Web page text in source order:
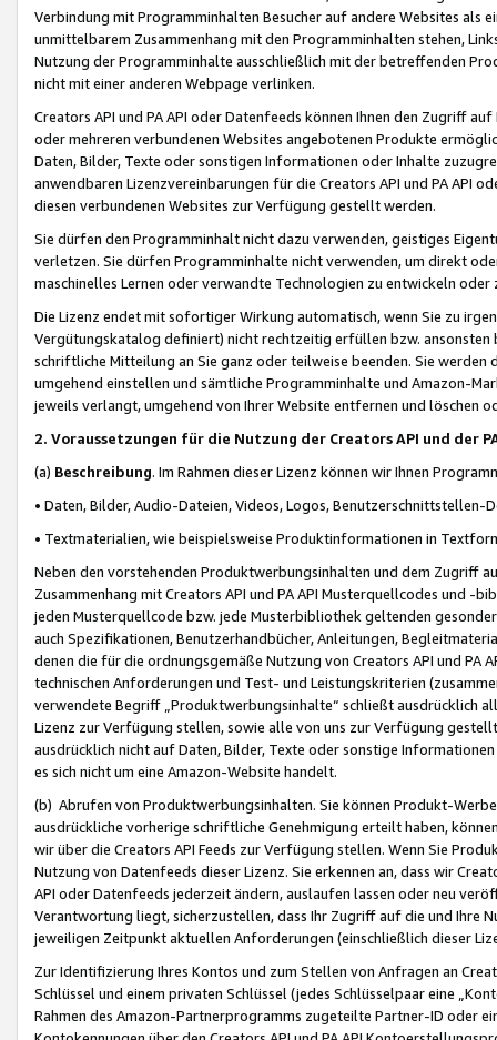
Verbindung mit Programminhalten Besucher auf andere Websites als
unmittelbarem Zusammenhang mit den Programminhalten stehen,
Nutzung der Programminhalte ausschließlich mit der betreffenden
nicht mit einer anderen Webpage verlinken.
Creators API und PA API oder Datenfeeds können Ihnen den Zugriff
oder mehreren verbundenen Websites angebotenen Produkte
Daten, Bilder, Texte oder sonstigen Informationen oder Inhalte
anwendbaren Lizenzvereinbarungen für die Creators API und PA API
diesen verbundenen Websites zur Verfügung gestellt werden.
Sie dürfen den Programminhalt nicht dazu verwenden, geistiges
verletzen. Sie dürfen Programminhalte nicht verwenden, um direkt
maschinelles Lernen oder verwandte Technologien zu entwickeln
Die Lizenz endet mit sofortiger Wirkung automatisch, wenn Sie zu
Vergütungskatalog definiert) nicht rechtzeitig erfüllen bzw. ansonsten
schriftliche Mitteilung an Sie ganz oder teilweise beenden. Sie werden
umgehend einstellen und sämtliche Programminhalte und Amazon-
jeweils verlangt, umgehend von Ihrer Website entfernen und löschen
2. Voraussetzungen für die Nutzung der Creators API und der
(a) Beschreibung. Im Rahmen dieser Lizenz können wir Ihnen
• Daten, Bilder, Audio-Dateien, Videos, Logos, Benutzerschnittstellen-
• Textmaterialien, wie beispielsweise Produktinformationen in
Neben den vorstehenden Produktwerbungsinhalten und dem Zugriff
Zusammenhang mit Creators API und PA API Musterquellcodes und
jeden Musterquellcode bzw. jede Musterbibliothek geltenden
auch Spezifikationen, Benutzerhandbücher, Anleitungen,
denen die für die ordnungsgemäße Nutzung von Creators API und PA
technischen Anforderungen und Test- und Leistungskriterien
verwendete Begriff „Produktwerbungsinhalte“ schließt ausdrücklich
Lizenz zur Verfügung stellen, sowie alle von uns zur Verfügung
ausdrücklich nicht auf Daten, Bilder, Texte oder sonstige
es sich nicht um eine Amazon-Website handelt.
(b) Abrufen von Produktwerbungsinhalten. Sie können Produkt-
ausdrückliche vorherige schriftliche Genehmigung erteilt haben,
wir über die Creators API Feeds zur Verfügung stellen. Wenn Sie
Nutzung von Datenfeeds dieser Lizenz. Sie erkennen an, dass wir
API oder Datenfeeds jederzeit ändern, auslaufen lassen oder neu
Verantwortung liegt, sicherzustellen, dass Ihr Zugriff auf die und Ihre
jeweiligen Zeitpunkt aktuellen Anforderungen (einschließlich dieser
Zur Identifizierung Ihres Kontos und zum Stellen von Anfragen an
Schlüssel und einem privaten Schlüssel (jedes Schlüsselpaar eine
Rahmen des Amazon-Partnerprogramms zugeteilte Partner-ID oder